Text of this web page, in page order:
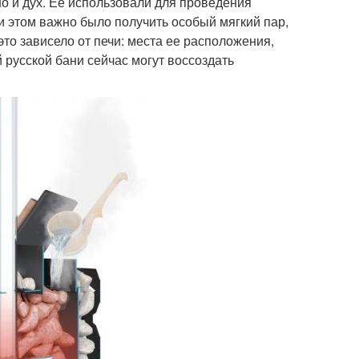
важно было получить особый мягкий пар,
зависело от печи: места ее расположения,
бани сейчас могут воссоздать